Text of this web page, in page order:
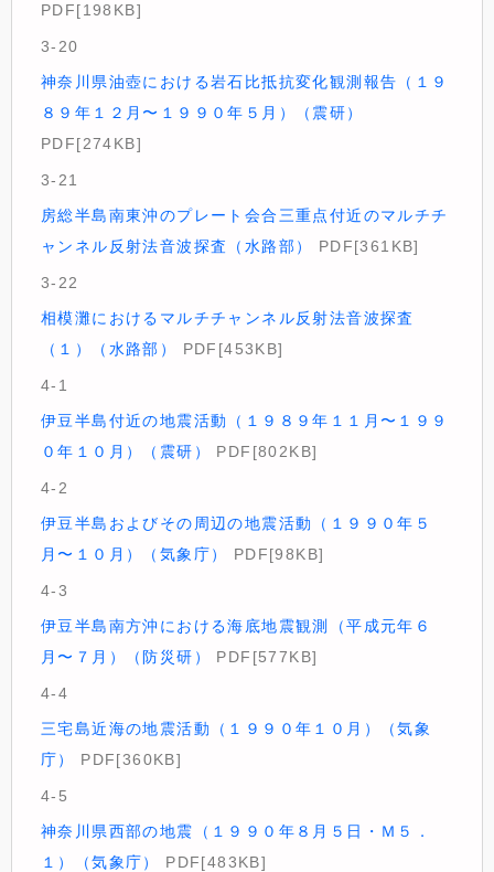
PDF[198KB]
3-20
神奈川県油壺における岩石比抵抗変化観測報告（１９
８９年１２月〜１９９０年５月）（震研）
PDF[274KB]
3-21
房総半島南東沖のプレート会合三重点付近のマルチチ
ャンネル反射法音波探査（水路部）
PDF[361KB]
3-22
相模灘におけるマルチチャンネル反射法音波探査
（１）（水路部）
PDF[453KB]
4-1
伊豆半島付近の地震活動（１９８９年１１月〜１９９
０年１０月）（震研）
PDF[802KB]
4-2
伊豆半島およびその周辺の地震活動（１９９０年５
月〜１０月）（気象庁）
PDF[98KB]
4-3
伊豆半島南方沖における海底地震観測（平成元年６
月〜７月）（防災研）
PDF[577KB]
4-4
三宅島近海の地震活動（１９９０年１０月）（気象
庁）
PDF[360KB]
4-5
神奈川県西部の地震（１９９０年８月５日・Ｍ５．
１）（気象庁）
PDF[483KB]